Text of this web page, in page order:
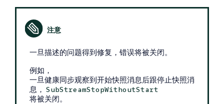
一旦描述的问题得到修复，错误将被关闭。
例如，
一旦健康同步观察到开始快照消息后跟停止快照消
息， SubStreamStopWithoutStart
将被关闭。